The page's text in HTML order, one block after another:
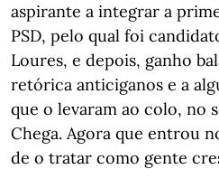
aspirante a integrar a
PSD, pelo qual foi
Loures, e depois, ganho
retórica anticiganos e a
que o levaram ao colo, no
Chega. Agora que entrou
de o tratar como gente